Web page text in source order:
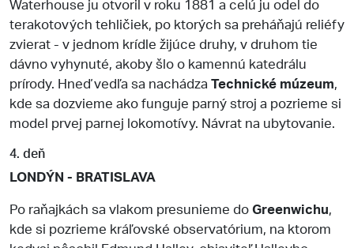
Waterhouse ju otvoril v roku 1881 a celú ju odel do
terakotových tehličiek, po ktorých sa preháňajú reliéfy
zvierat - v jednom krídle žijúce druhy, v druhom tie
dávno vyhynuté, akoby šlo o kamennú katedrálu
prírody. Hneď vedľa sa nachádza Technické múzeum,
kde sa dozvieme ako funguje parný stroj a pozrieme si
model prvej parnej lokomotívy. Návrat na ubytovanie.
4. deň
LONDÝN - BRATISLAVA
Po raňajkách sa vlakom presunieme doGreenwichu,
kde si pozrieme kráľovské observatórium, na ktorom